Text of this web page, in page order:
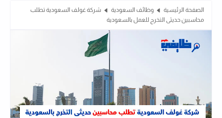
الصفحة الرئيسية وظائف السعودية
شركة غولف السعودية تطلب
محاسبين حديثى التخرج للعمل بالسعودية